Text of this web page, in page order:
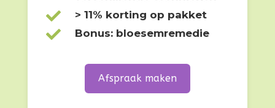
 > 11% korting op pakket
 Bonus: bloesemremedie
Afspraak maken